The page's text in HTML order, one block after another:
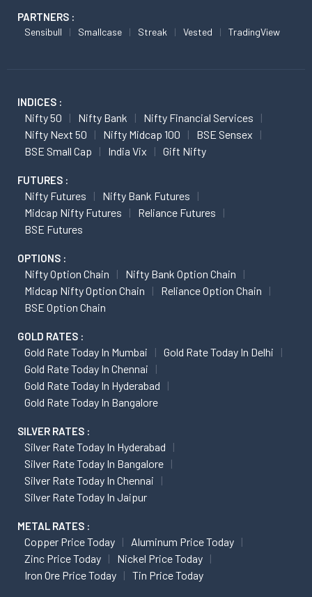
PARTNERS :
Sensibull Smallcase Streak Vested TradingView
INDICES :
Nifty 50 Nifty Bank
Nifty Financial Services
Nifty Next 50
Nifty Midcap 100
BSE Sensex
BSE Small Cap
India Vix Gift Nifty
FUTURES :
Nifty Futures
Nifty Bank Futures
Midcap Nifty Futures
Reliance Futures
BSE Futures
OPTIONS :
Nifty Option Chain
Nifty Bank Option Chain
Midcap Nifty Option Chain
Reliance Option Chain
BSE Option Chain
GOLD RATES :
Gold Rate Today In Mumbai
Gold Rate Today In Delhi
Gold Rate Today In Chennai
Gold Rate Today In Hyderabad
Gold Rate Today In Bangalore
SILVER RATES :
Silver Rate Today In Hyderabad
Silver Rate Today In Bangalore
Silver Rate Today In Chennai
Silver Rate Today In Jaipur
METAL RATES :
Copper Price Today
Aluminum Price Today
Zinc Price Today
Nickel Price Today
Iron Ore Price Today
Tin Price Today